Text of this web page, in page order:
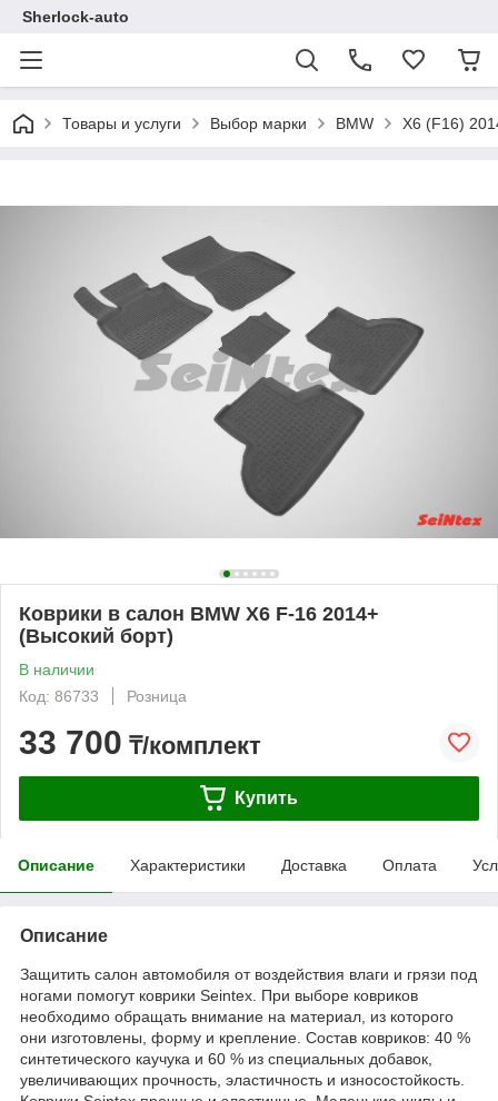
Sherlock-auto
Товары и услуги Выбор марки BMW X6 (F16)
Коврики в салон BMW X6 F-16 2014+
(Высокий борт)
В наличии
Код: 86733
Розница
33 700 ₸/комплект
Купить
Описание Характеристики Доставка Оплата
Описание
Защитить салон автомобиля от воздействия влаги и грязи под
ногами помогут коврики Seintex. При выборе ковриков
необходимо обращать внимание на материал, из которого
они изготовлены, форму и крепление. Состав ковриков: 40 %
синтетического каучука и 60 % из специальных добавок,
увеличивающих прочность, эластичность и износостойкость.